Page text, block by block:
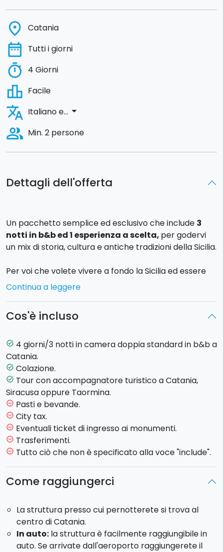
Dettagli dell'offerta
Un pacchetto semplice ed esclusivo che include 3
notti in b&b ed 1 esperienza a scelta, per godervi
un mix di storia, cultura e antiche tradizioni della Sicilia.
Per voi che volete vivere a fondo la Sicilia ed essere
protagonisti di coinvolgenti esperienze culturali,
cogliete al volo la nostra proposta 4 giorni/3 notti in
GIORNO 1
Check-in in b&b e sistemazione in camera doppia.
Serata libera.
GIORNO 2
Colazione.
Un tour con guida locale a scelta tra (il pacchetto ne
include solo uno, ma è possibile programmarne un
Catania:visiterete il centro storico di Catania:
Crociferi con le sue chiese barocche, via Etnea,
Piazza Stesicoro e l'Anfiteatro Romano, Villa
Bellini ed infine Piazza Teatro Massimo.
Taormina:scoprirete Corso Umberto, le
Continua a leggere
Cos'è incluso
task_alt 4 giorni/3 notti in camera doppia standard in b&b a
Catania.
task_alt Colazione.
task_alt Tour con accompagnatore turistico a Catania,
Siracusa oppure Taormina.
remove_circle_outline Pasti e bevande.
remove_circle_outline City tax.
remove_circle_outline Eventuali ticket di ingresso ai monumenti.
remove_circle_outline Trasferimenti.
remove_circle_outline Tutto ciò che non è specificato alla voce "include".
Come raggiungerci
La struttura presso cui pernotterete si trova al
centro di Catania.
In auto:la struttura è facilmente raggiungibile in
auto. Se arrivate dall'aeroporto raggiungerete il
place Catania
date_range Tutti i giorni
timer 4 Giorni
leaderboard Facile
translate Italiano e... arrow_drop_down
people_alt Min. 2 persone